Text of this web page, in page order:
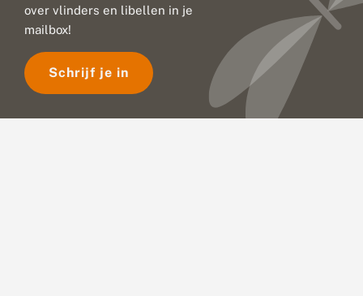
over vlinders en libellen in je
mailbox!
Schrijf je in